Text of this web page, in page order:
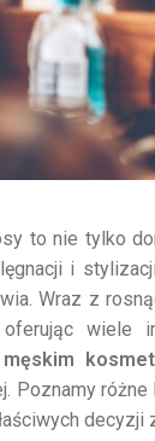
to nie tylko
i
Wraz z
wiele
Poznamy
decyzji